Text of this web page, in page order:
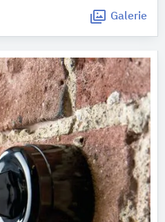
Galerie